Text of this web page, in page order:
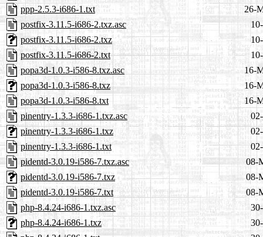
ppp-2.5.3-i686-1.txt
26-
postfix-3.11.5-i686-2.txz.asc
postfix-3.11.5-i686-2.txz
postfix-3.11.5-i686-2.txt
popa3d-1.0.3-i586-8.txz.asc
16-
popa3d-1.0.3-i586-8.txz
16-
popa3d-1.0.3-i586-8.txt
16-
pinentry-1.3.3-i686-1.txz.asc
pinentry-1.3.3-i686-1.txz
pinentry-1.3.3-i686-1.txt
pidentd-3.0.19-i586-7.txz.asc
08-
pidentd-3.0.19-i586-7.txz
08-
pidentd-3.0.19-i586-7.txt
08-
php-8.4.24-i686-1.txz.asc
php-8.4.24-i686-1.txz